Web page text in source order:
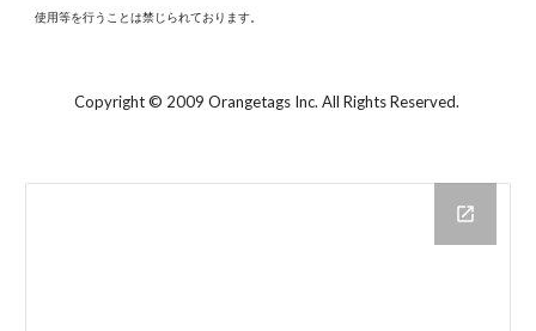
使用等を行うことは禁じられております。
Copyright© 2009 Orangetags Inc. All Rights Reserved.